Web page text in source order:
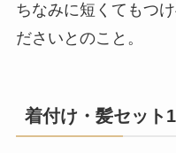
ちなみに短くてもつ
ださいとのこと。
着付け・髪セット